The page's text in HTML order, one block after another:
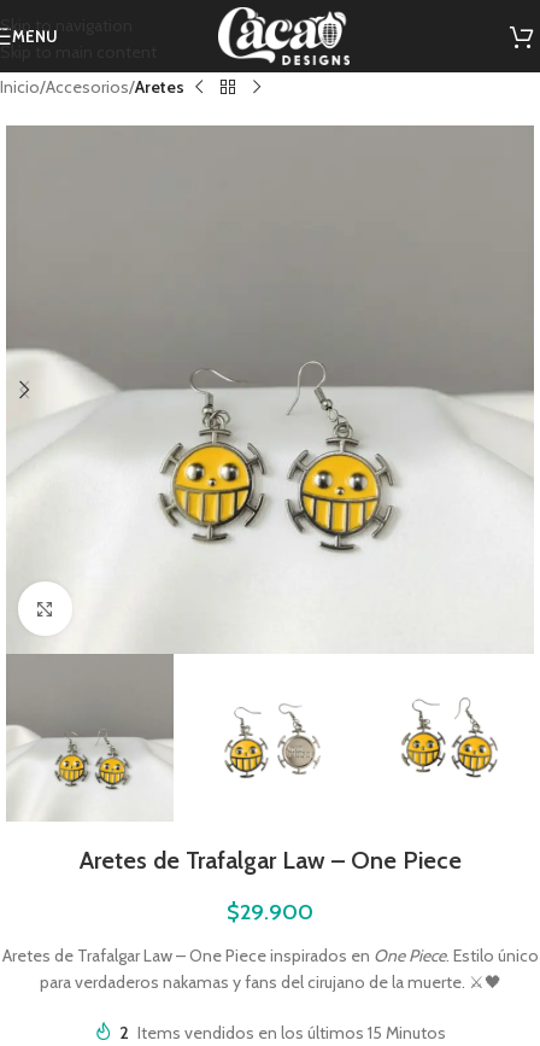
Skip to navigation
Skip to main content
MENU
Inicio Accesorios Aretes
Aretes de Trafalgar Law – One Piece
$29.900
Aretes de Trafalgar Law – One Piece inspirados en One Piece. Estilo único
para verdaderos nakamas y fans del cirujano de la muerte. ⚔️🖤
2 Items vendidos en los últimos 15 Minutos